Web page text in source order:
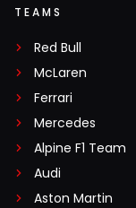
TEAMS
Red Bull
McLaren
Ferrari
Mercedes
Alpine F1 Team
Audi
Aston Martin